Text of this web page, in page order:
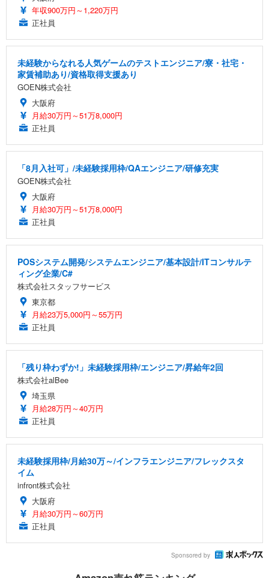
年収900万円～1,220万円
正社員
未経験からなれる人気ゲームのテストエンジニア/寮・社宅・
家賃補助あり/資格取得支援あり
GOEN株式会社
大阪府
月給30万円～51万8,000円
正社員
「8月入社可」/未経験採用枠/QAエンジニア/研修充実
GOEN株式会社
大阪府
月給30万円～51万8,000円
正社員
POSシステム開発/システムエンジニア/基本設計/ITコンサルテ
ィング企業/C#
株式会社スタッフサービス
東京都
月給23万5,000円～55万円
正社員
「残り枠わずか!」未経験採用枠/エンジニア/昇給年2回
株式会社alBee
埼玉県
月給28万円～40万円
正社員
未経験採用枠/月給30万～/インフラエンジニア/フレックスタ
イム
infront株式会社
大阪府
月給30万円～60万円
正社員
Sponsored by